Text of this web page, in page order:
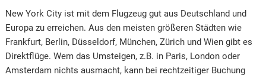
New York City ist mit dem Flugzeug gut aus Deutschland und
Europa zu erreichen. Aus den meisten größeren Städten wie
Frankfurt, Berlin, Düsseldorf, München, Zürich und Wien gibt es
Direktflüge. Wem das Umsteigen, z.B. in Paris, London oder
Amsterdam nichts ausmacht, kann bei rechtzeitiger Buchung